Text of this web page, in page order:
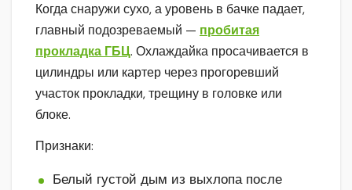
Когда снаружи сухо, а уровень в бачке падает,
главный подозреваемый — пробитая
прокладка ГБЦ. Охлаждайка просачивается в
цилиндры или картер через прогоревший
участок прокладки, трещину в головке или
блоке.
Признаки:
Белый густой дым из выхлопа после